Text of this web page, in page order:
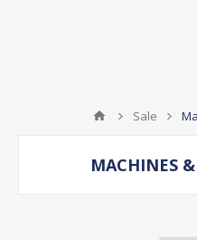
Sale
MACHINES